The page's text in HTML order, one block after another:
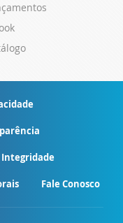
Integridade
Fale Conosco